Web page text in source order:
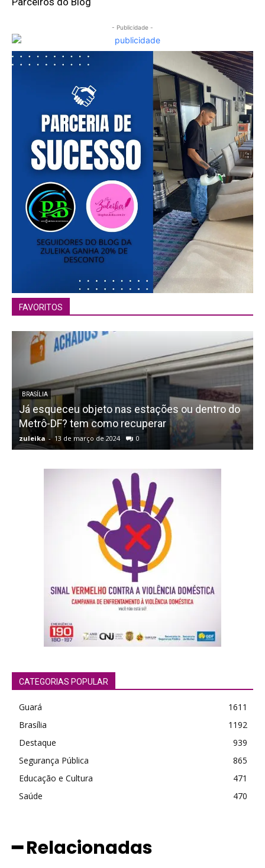
- Publicidade -
FAVORITOS
BRASÍLIA
Já esqueceu objeto nas estações ou dentro do
Metrô-DF? tem como recuperar
zuleika - 13 de março de 2024 0
CATEGORIAS POPULAR
Guará
1611
Brasília
1192
Destaque
939
Segurança Pública
865
Educação e Cultura
471
Saúde
470
━ Relacionadas